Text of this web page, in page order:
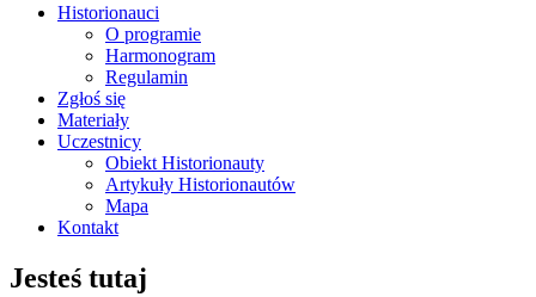
Historionauci
O programie
Harmonogram
Regulamin
Zgłoś się
Materiały
Uczestnicy
Obiekt Historionauty
Artykuły Historionautów
Mapa
Kontakt
Jesteś tutaj